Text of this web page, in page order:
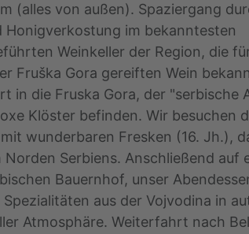
(alles von außen). Spaziergang
Honigverkostung im bekanntesten
Weinkeller der Region, die
Fruška Gora gereiften Wein
in die Fruska Gora, der "serbische
Klöster befinden. Wir besuchen
wunderbaren Fresken (16. Jh.),
Norden Serbiens. Anschließend auf
Bauernhof, unser
aus der Vojvodina in
Atmosphäre. Weiterfahrt nach